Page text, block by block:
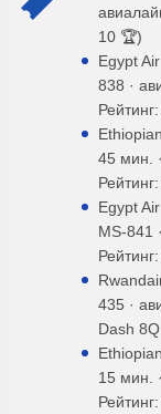
10 🏆)
Egypt
838 ·
Рейтинг:
45 мин.
Рейтинг:
Egypt
MS-841
Рейтинг:
435 ·
Dash 8Q
15 мин.
Рейтинг: